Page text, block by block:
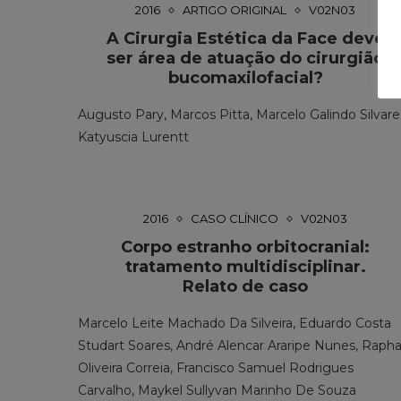
2016 ARTIGO ORIGINAL V02N03
A Cirurgia Estética da Face deve
ser área de atuação do cirurgião
bucomaxilofacial?
Augusto Pary, Marcos Pitta, Marcelo Galindo
Katyuscia Lurentt
2016 CASO CLÍNICO V02N03
Corpo estranho orbitocranial:
tratamento multidisciplinar.
Relato de caso
Marcelo Leite Machado Da Silveira, Eduardo Costa
Studart Soares, André Alencar Araripe Nunes,
Oliveira Correia, Francisco Samuel Rodrigues
Carvalho, Maykel Sullyvan Marinho De Souza